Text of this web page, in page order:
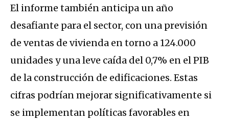
El informe también anticipa un año
desafiante para el sector, con una previsión
de ventas de vivienda en torno a 124.000
unidades y una leve caída del 0,7% en el PIB
de la construcción de edificaciones. Estas
cifras podrían mejorar significativamente si
se implementan políticas favorables en